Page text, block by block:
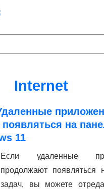
Internet
на
11
Если удаленные
продолжают появляться
задач, вы можете